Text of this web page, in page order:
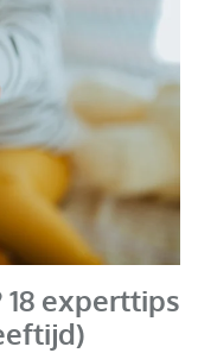
experttips